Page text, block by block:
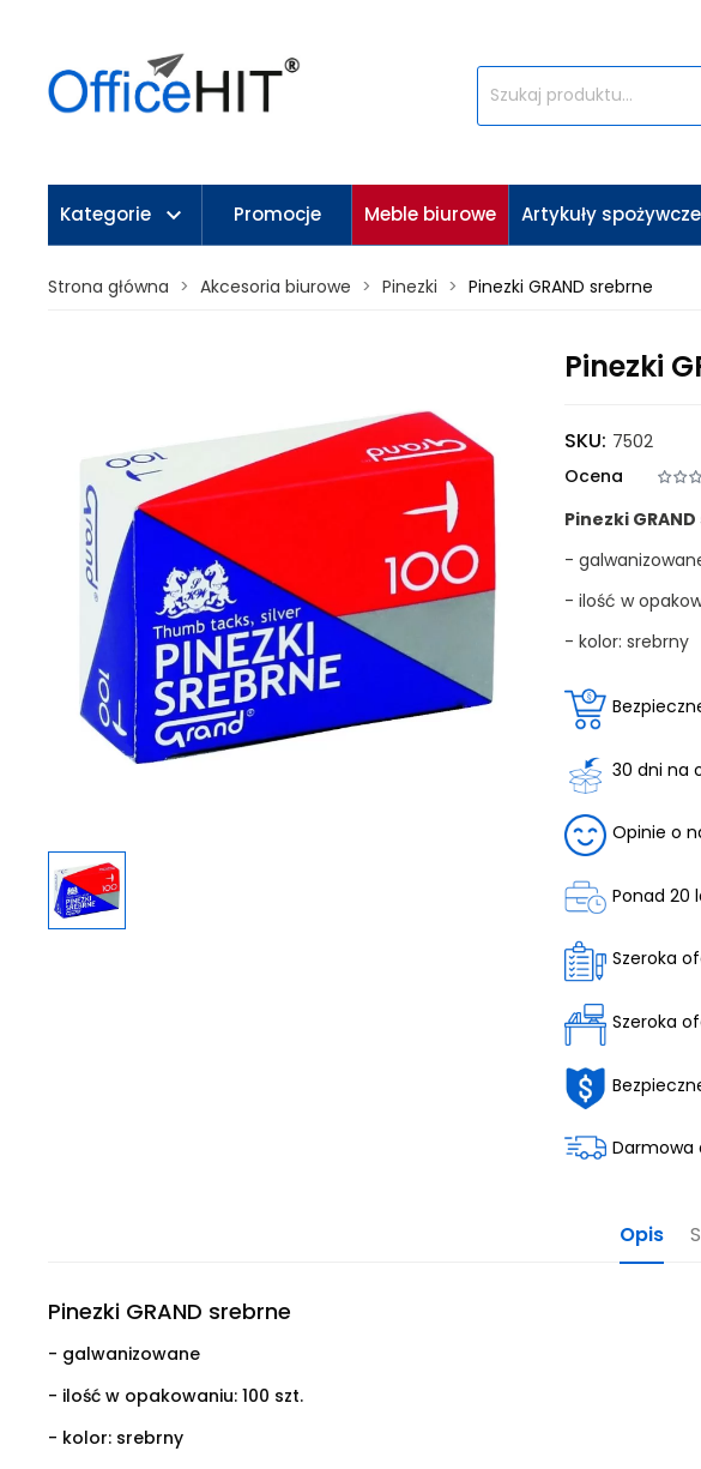
Kategorie keyboard_arrow_down Promocje Meble biurowe Artykuły spożywcze
Strona główna Akcesoria biurowe Pinezki Pinezki GRAND srebrne
Pinezki
SKU: 7502
Ocena
Pinezki
-
- ilość w
- kolor: srebrny
30 dni na
Opinie o
Ponad 20
Szeroka
Szeroka
Darmowa
Opis
Pinezki GRAND srebrne
- galwanizowane
- ilość w opakowaniu: 100 szt.
- kolor: srebrny